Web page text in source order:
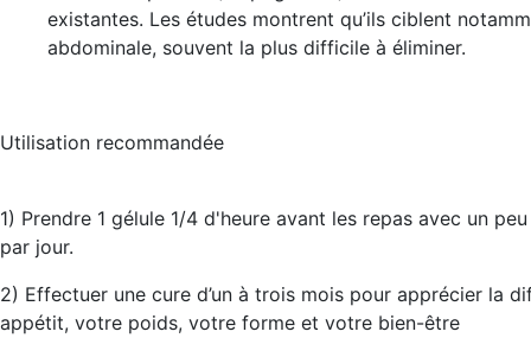
existantes. Les études montrent qu’ils ciblent
abdominale, souvent la plus difficile à éliminer.
Utilisation recommandée
1) Prendre 1 gélule 1/4 d'heure avant les repas avec un
par jour.
2) Effectuer une cure d’un à trois mois pour apprécier la
appétit, votre poids, votre forme et votre bien-être